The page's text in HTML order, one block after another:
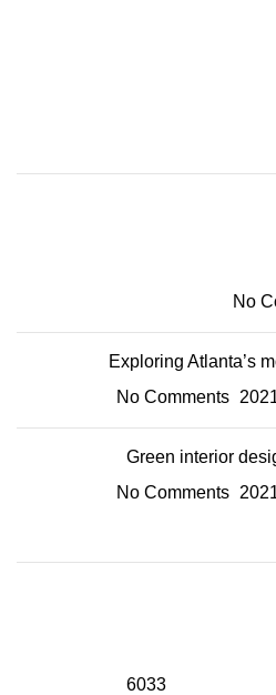
No
Exploring Atlanta’s
No Comments
Green interior
No Comments
6033